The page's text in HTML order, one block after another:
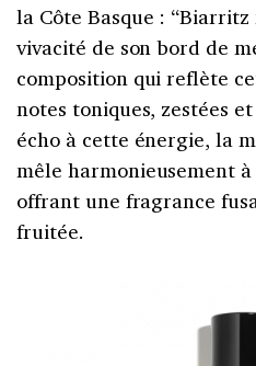
la Côte Basque :
vivacité de son bord de
composition qui reflète
notes toniques, zestées
écho à cette énergie, la
mêle harmonieusement
offrant une fragrance
fruitée.